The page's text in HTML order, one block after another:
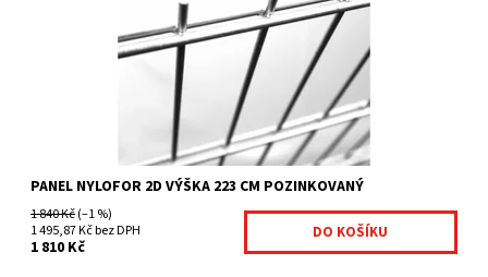
Na centrálním skladě
4011966-28
Fence consulting
PANEL NYLOFOR 2D VÝŠKA 223 CM POZINKOVANÝ
1 840 Kč(–1 %)
1 495,87 Kč bez DPH
1 810 Kč